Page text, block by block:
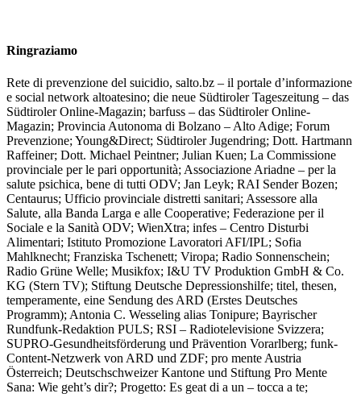
Ringraziamo
Rete di prevenzione del suicidio, salto.bz – il portale d’informazione
e social network altoatesino; die neue Südtiroler Tageszeitung – das
Südtiroler Online-Magazin; barfuss – das Südtiroler Online-
Magazin; Provincia Autonoma di Bolzano – Alto Adige; Forum
Prevenzione; Young&Direct; Südtiroler Jugendring; Dott. Hartmann
Raffeiner; Dott. Michael Peintner; Julian Kuen; La Commissione
provinciale per le pari opportunità; Associazione Ariadne – per la
salute psichica, bene di tutti ODV; Jan Leyk; RAI Sender Bozen;
Centaurus; Ufficio provinciale distretti sanitari; Assessore alla
Salute, alla Banda Larga e alle Cooperative; Federazione per il
Sociale e la Sanità ODV; WienXtra; infes – Centro Disturbi
Alimentari; Istituto Promozione Lavoratori AFI/IPL; Sofia
Mahlknecht; Franziska Tschenett; Viropa; Radio Sonnenschein;
Radio Grüne Welle; Musikfox; I&U TV Produktion GmbH & Co.
KG (Stern TV); Stiftung Deutsche Depressionshilfe; titel, thesen,
temperamente, eine Sendung des ARD (Erstes Deutsches
Programm); Antonia C. Wesseling alias Tonipure; Bayrischer
Rundfunk-Redaktion PULS; RSI – Radiotelevisione Svizzera;
SUPRO-Gesundheitsförderung und Prävention Vorarlberg; funk-
Content-Netzwerk von ARD und ZDF; pro mente Austria
Österreich; Deutschschweizer Kantone und Stiftung Pro Mente
Sana: Wie geht’s dir?; Progetto: Es geat di a un – tocca a te;